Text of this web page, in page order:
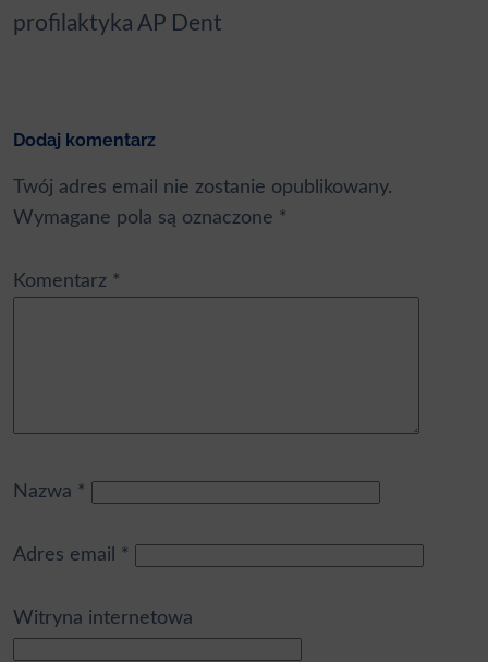
profilaktyka AP Dent
Dodaj komentarz
Twój adres email nie zostanie opublikowany.
Wymagane pola są oznaczone *
Komentarz *
Nazwa *
Adres email *
Witryna internetowa